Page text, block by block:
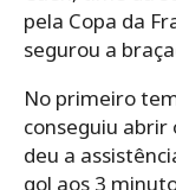
pela Copa da
segurou a
No primeiro
conseguiu abrir
deu a
gol aos 3